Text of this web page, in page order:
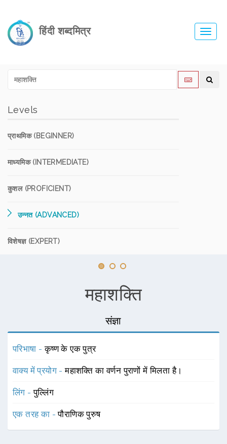
हिंदी शब्दमित्र
Levels
प्राथमिक (BEGINNER)
माध्यमिक (INTERMEDIATE)
कुशल (PROFICIENT)
उन्नत (ADVANCED)
विशेषज्ञ (EXPERT)
महाशक्ति
संज्ञा
परिभाषा -कृष्ण के एक पुत्र
वाक्य में प्रयोग -महाशक्ति का वर्णन पुराणों में मिलता है।
लिंग -पुल्लिंग
एक तरह का -पौराणिक पुरुष